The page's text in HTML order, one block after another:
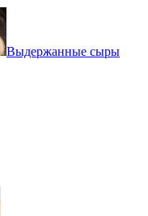
Выдержанные сыры